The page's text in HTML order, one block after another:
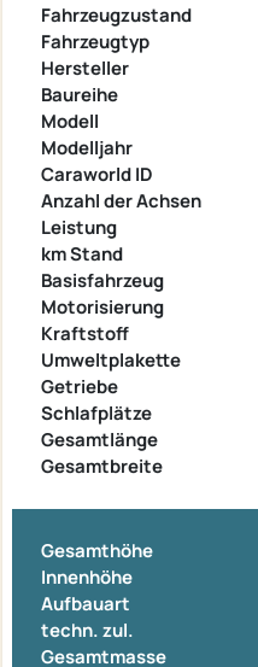
Fahrzeugzustand
Fahrzeugtyp
Hersteller
Baureihe
Modell
Modelljahr
Caraworld ID
Anzahl der Achsen
Leistung
km Stand
Basisfahrzeug
Motorisierung
Kraftstoff
Umweltplakette
Getriebe
Schlafplätze
Gesamtlänge
Gesamtbreite
Gesamthöhe
Innenhöhe
Aufbauart
techn. zul.
Gesamtmasse